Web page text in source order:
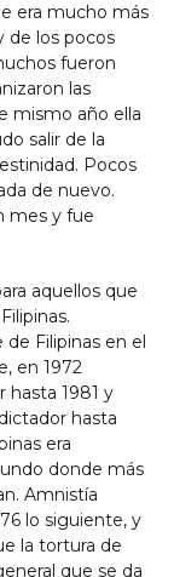
era mucho más
de los pocos
fueron
las
mismo año ella
salir de la
Pocos
de nuevo.
mes y fue
aquellos que
Filipinas en el
en 1972
hasta 1981 y
hasta
era
donde más
Amnistía
lo siguiente, y
la tortura de
que se da